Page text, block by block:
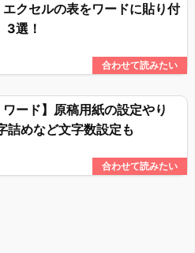
エクセルの表をワードに貼り付
3選！
ワード】原稿用紙の設定やり
詰めなど文字数設定も